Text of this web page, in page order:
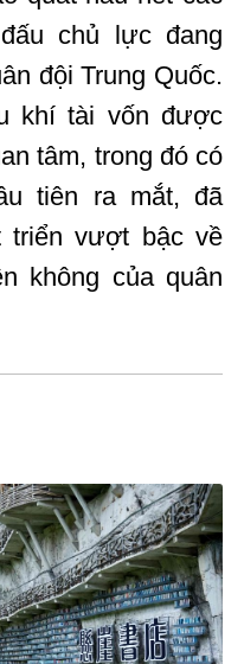
chủ lực đang
đội Trung Quốc.
khí tài vốn được
tâm, trong đó có
tiên ra mắt, đã
triển vượt bậc về
không của quân